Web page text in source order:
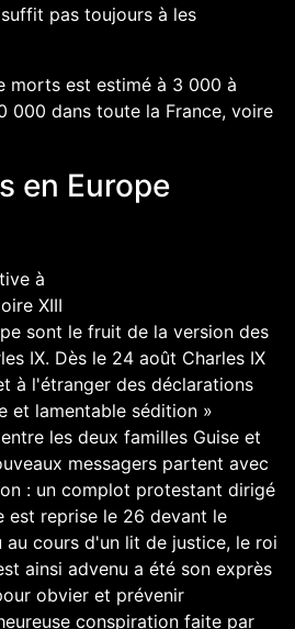
pas toujours à les
morts est estimé à 3 000 à
000 dans toute la France, voire
en Europe
à
XIII
sont le fruit de la version des
IX. Dès le 24 août Charles IX
à l'étranger des déclarations
et lamentable sédition »
les deux familles Guise et
messagers partent avec
: un complot protestant dirigé
est reprise le 26 devant le
au cours d'un lit de justice, le roi
ainsi advenu a été son exprès
obvier et prévenir
conspiration faite par